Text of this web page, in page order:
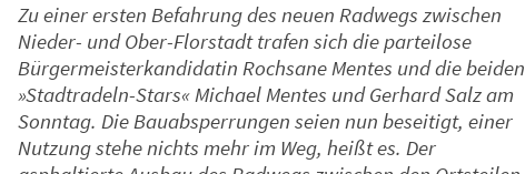
Zu einer ersten Befahrung des neuen Radwegs zwischen
Nieder- und Ober-Florstadt trafen sich die parteilose
Bürgermeisterkandidatin Rochsane Mentes und die beiden
»Stadtradeln-Stars« Michael Mentes und Gerhard Salz am
Sonntag. Die Bauabsperrungen seien nun beseitigt, einer
Nutzung stehe nichts mehr im Weg, heißt es. Der